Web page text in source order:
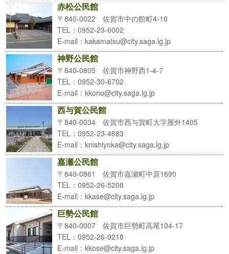
赤松公民館
〒840-0022 佐賀市中の館町4-10
TEL ：0952-23-6002
E-mail ：kakamatsu@city.saga.lg.jp
神野公民館
〒840-0805 佐賀市神野西1-4-7
TEL ：0952-30-6702
E-mail ：kkono@city.saga.lg.jp
西与賀公民館
〒840-0034 佐賀市西与賀町大字厘外1405
TEL ：0952-23-4683
E-mail ：knishiyoka@city.saga.lg.jp
嘉瀬公民館
〒840-0861 佐賀市嘉瀬町中原1690
TEL ：0952-26-5208
E-mail ：kkase@city.saga.lg.jp
巨勢公民館
〒840-0007 佐賀市巨勢町高尾104-17
TEL ：0952-26-9218
E-mail ：kkose@city.saga.lg.jp